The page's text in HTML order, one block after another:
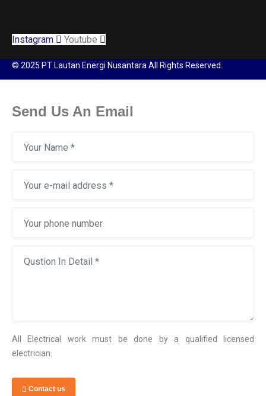
Instagram Youtube
© 2025 PT Lautan Energi Nusantara All Rights Reserved.
Send Us An Email
All Electrical work must be done by a qualified licensed
electrician.
Contact us